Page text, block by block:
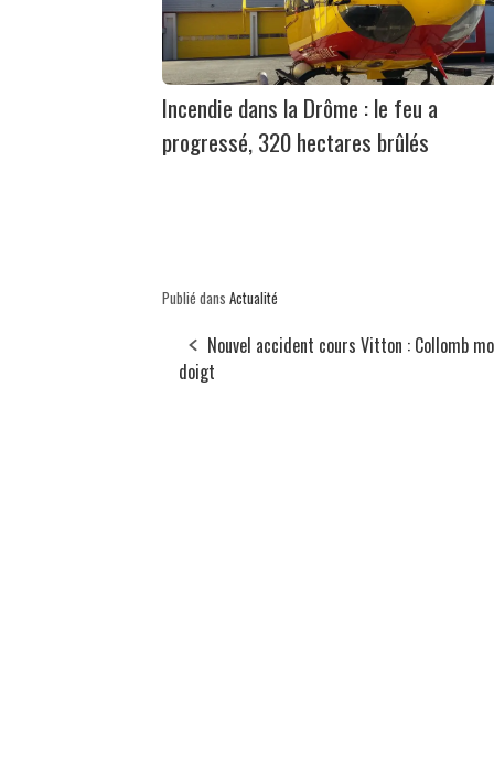
Incendie dans la Drôme : le feu a
progressé, 320 hectares brûlés
Publié dans Actualité
Nouvel accident cours Vitton : Collomb
doigt